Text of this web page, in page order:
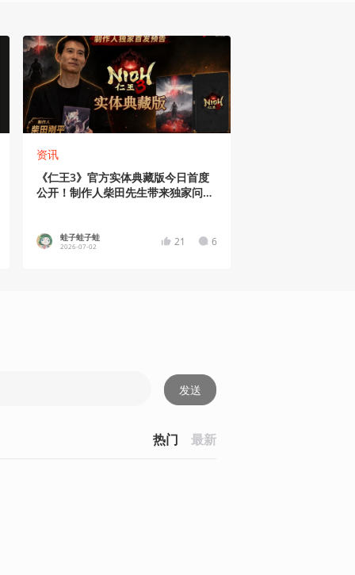
资讯
《仁王3》官方实体典藏版今日首度
公开！制作人柴田先生带来独家问
蛙子蛙子蛙
2026-07-02 21 6
发送
热门 最新